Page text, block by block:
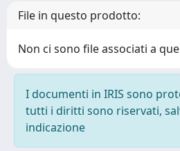
File in questo prodotto:
Non ci sono file associati a
I documenti in IRIS sono
tutti i diritti sono riservati,
indicazione